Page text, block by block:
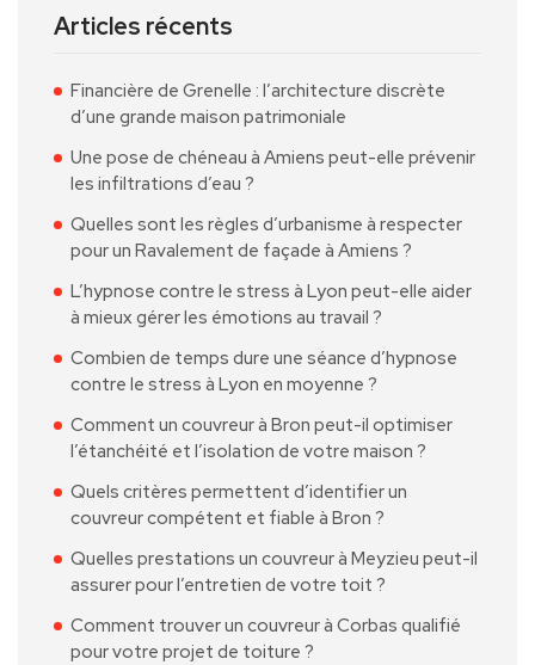
Articles récents
Financière de Grenelle : l’architecture discrète
d’une grande maison patrimoniale
Une pose de chéneau à Amiens peut-elle prévenir
les infiltrations d’eau ?
Quelles sont les règles d’urbanisme à respecter
pour un Ravalement de façade à Amiens ?
L’hypnose contre le stress à Lyon peut-elle aider
à mieux gérer les émotions au travail ?
Combien de temps dure une séance d’hypnose
contre le stress à Lyon en moyenne ?
Comment un couvreur à Bron peut-il optimiser
l’étanchéité et l’isolation de votre maison ?
Quels critères permettent d’identifier un
couvreur compétent et fiable à Bron ?
Quelles prestations un couvreur à Meyzieu peut-il
assurer pour l’entretien de votre toit ?
Comment trouver un couvreur à Corbas qualifié
pour votre projet de toiture ?